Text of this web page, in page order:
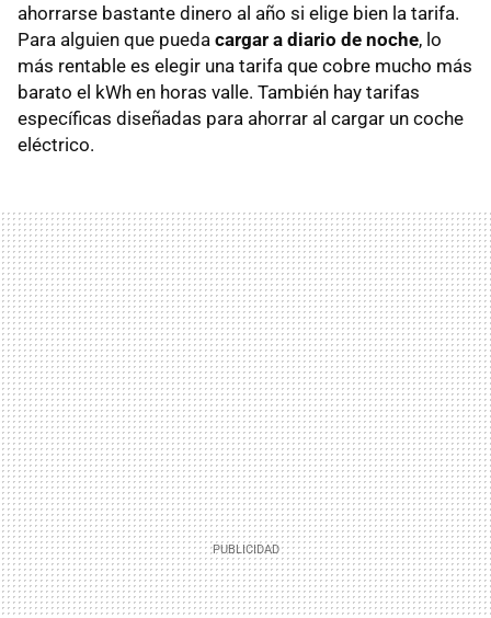
ahorrarse bastante dinero al año si elige bien la tarifa.
Para alguien que pueda cargar a diario de noche, lo
más rentable es elegir una tarifa que cobre mucho más
barato el kWh en horas valle. También hay tarifas
específicas diseñadas para ahorrar al cargar un coche
eléctrico.